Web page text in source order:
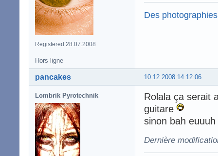
Registered 28.07.2008
Des
Hors ligne
10.12.2008 14:12:06
pancakes
Lombrik Pyrotechnik
Rolala ça serait
guitare
sinon bah
Dernière